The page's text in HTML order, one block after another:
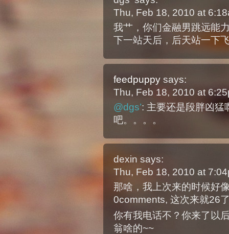
Thu, Feb 18, 2010 at
我艹，你们金融男跳远能
下一站天后，后天站一下
feedpuppy says:
Thu, Feb 18, 2010 at
@dgs’: 主要还是段胖凶猛
吧。。。。
dexin says:
Thu, Feb 18, 2010 at
那啥，我上次来的时候好
0comments, 这次来就26
你有我电话不？你来了以
翁啥的~~